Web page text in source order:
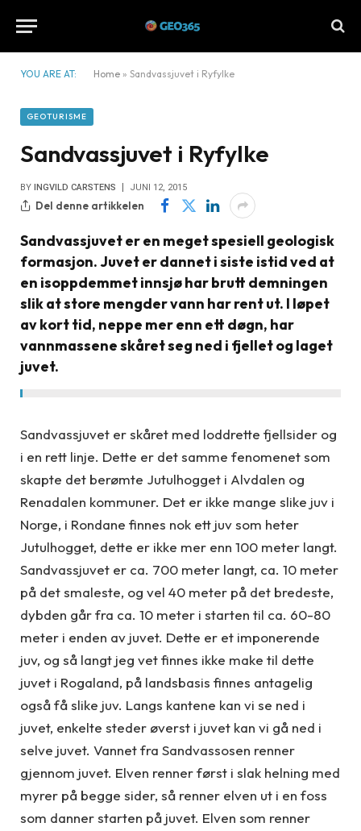
YOU ARE AT: Home » Sandvassjuvet i Ryfylke
GEOTURISME
Sandvassjuvet i Ryfylke
BY INGVILD CARSTENS JUNI 12, 2015
Del denne artikkelen
Sandvassjuvet er en meget spesiell geologisk
formasjon. Juvet er dannet i siste istid ved at
en isoppdemmet innsjø har brutt demningen
slik at store mengder vann har rent ut. I løpet
av kort tid, neppe mer enn ett døgn, har
vannmassene skåret seg ned i fjellet og laget
juvet.
Sandvassjuvet er skåret med loddrette fjellsider og
i en rett linje. Dette er det samme fenomenet som
skapte det berømte Jutulhogget i Alvdalen og
Renadalen kommuner. Det er ikke mange slike juv i
Norge, i Rondane finnes nok ett juv som heter
Jutulhogget, dette er ikke mer enn 100 meter langt.
Sandvassjuvet er ca. 700 meter langt, ca. 10 meter
på det smaleste, og vel 40 meter på det bredeste,
dybden går fra ca. 10 meter i starten til ca. 60-80
meter i enden av juvet. Dette er et imponerende
juv, og så langt jeg vet finnes ikke make til dette
juvet i Rogaland, på landsbasis finnes antagelig
også få slike juv. Langs kantene kan vi se ned i
juvet, enkelte steder øverst i juvet kan vi gå ned i
selve juvet. Vannet fra Sandvassosen renner
gjennom juvet. Elven renner først i slak helning med
myrer på begge sider, så renner elven ut i en foss
som danner starten på juvet. Elven som renner